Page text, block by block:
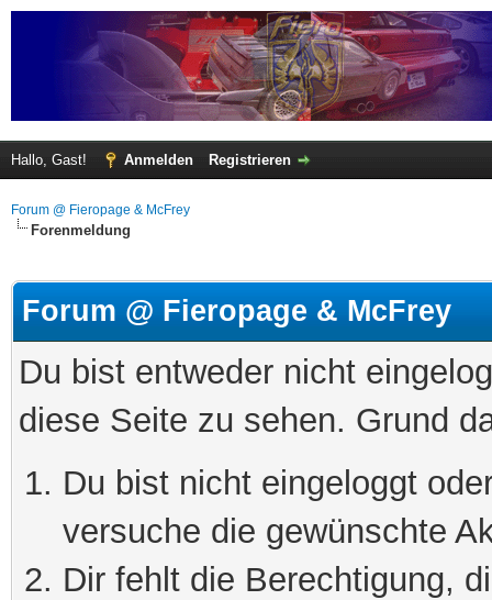
Hallo, Gast! Anmelden Registrieren
Forum @ Fieropage & McFrey
Forenmeldung
Forum @ Fieropage & McFrey
Du bist entweder nicht
diese Seite zu sehen. Grund
Du bist nicht eingeloggt
versuche die gewünschte
Dir fehlt die Berechtigung,